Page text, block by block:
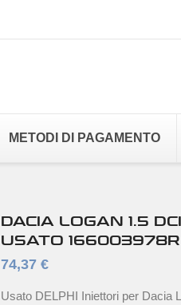
METODI DI PAGAMENTO
DACIA LOGAN 1.5
USATO 166003978R
74,37 €
Usato DELPHI Iniettori per Dacia